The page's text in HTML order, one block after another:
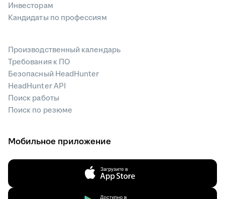
Инвесторам
Кандидаты по профессиям
Производственный календарь
Требования к ПО
Безопасный HeadHunter
HeadHunter API
Поиск работы
Поиск по резюме
Мобильное приложение